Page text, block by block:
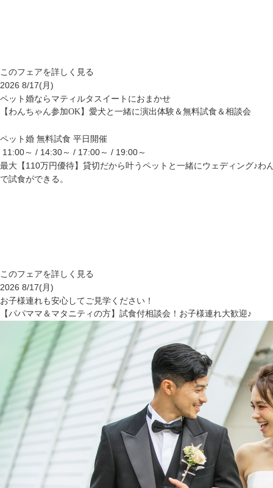
このフェアを詳しく見る
2026 8/17(月)
ペット婚ならマティルタスイートにおまかせ
【わんちゃん参加OK】愛犬と一緒に演出体験＆無料試食＆相談会
ペット婚 無料試食 平日開催
11:00～ / 14:30～ / 17:00～ / 19:00～
最大【110万円優待】貸切だから叶うペットと一緒にウェディング♪
で試食ができる。
このフェアを詳しく見る
2026 8/17(月)
お子様連れも安心してご見学ください！
【パパママ＆マタニティの方】試食付相談会！お子様連れ大歓迎♪